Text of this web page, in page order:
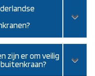
zijn er om veilig